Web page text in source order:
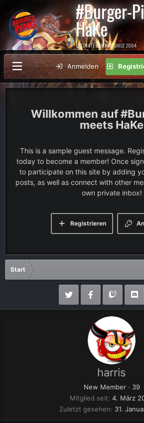
#Burger-
HaKe
ULTIMATE GAMING SINCE 2004
Anmelden
meets HaKe
This is a sample guest message.
today to become a member! Once
to participate on this site by adding
posts, as well as connect with other
own private inbox!
Registrieren
Start
harris
New Member · 39
Mitglied seit 4. März
Zuletzt gesehen
31.